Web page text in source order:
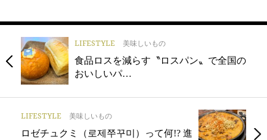
LIFESTYLE 美味しいもの
食品ロスを減らす〝ロスパン〟で全国の
おいしいパ…
LIFESTYLE 美味しいもの
ロゼチュクミ（로제쭈꾸미）って何!? 進